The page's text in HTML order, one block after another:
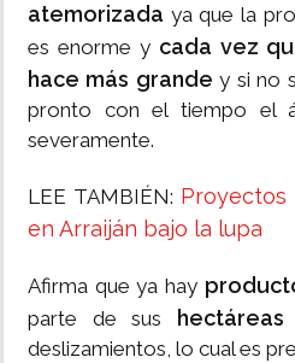
atemorizada ya que la
es enorme y cada vez
hace más grandey si no
pronto con el tiempo el
severamente.
LEE TAMBIÉN: Proyectos
en Arraiján bajo la lupa
Afirma que ya hay
parte de sus
deslizamientos, lo cual es